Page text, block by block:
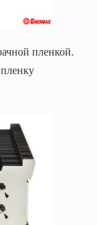
пленкой.